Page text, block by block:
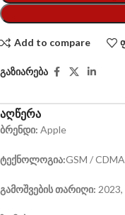
Add to compare
გაზიარება
აღწერა
ბრენდი: Apple
ტექნოლოგია:GSM /
გამოშვების თარიღი: